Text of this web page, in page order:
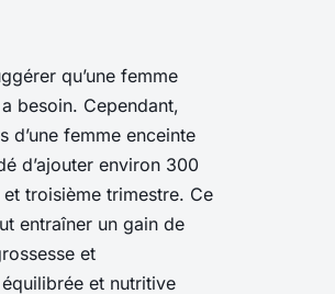
qu’une femme
besoin. Cependant,
d’une femme enceinte
d’ajouter environ 300
troisième trimestre. Ce
entraîner un gain de
et
et nutritive